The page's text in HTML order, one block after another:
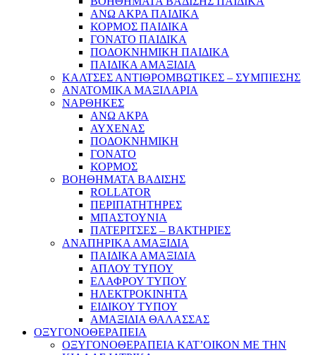
ΑΝΩ ΑΚΡΑ ΠΑΙΔΙΚΑ
ΚΟΡΜΟΣ ΠΑΙΔΙΚΑ
ΓΟΝΑΤΟ ΠΑΙΔΙΚΑ
ΠΟΔΟΚΝΗΜΙΚΗ ΠΑΙΔΙΚΑ
ΠΑΙΔΙΚΑ ΑΜΑΞΙΔΙΑ
ΚΑΛΤΣΕΣ ΑΝΤΙΘΡΟΜΒΩΤΙΚΕΣ – ΣΥΜΠΙΕΣΗΣ
ΑΝΑΤΟΜΙΚΑ ΜΑΞΙΛΑΡΙΑ
ΝΑΡΘΗΚΕΣ
ΑΝΩ ΑΚΡΑ
ΑΥΧΕΝΑΣ
ΠΟΔΟΚΝΗΜΙΚΗ
ΓΟΝΑΤΟ
ΚΟΡΜΟΣ
ΒΟΗΘΗΜΑΤΑ ΒΑΔΙΣΗΣ
ROLLATOR
ΠΕΡΙΠΑΤΗΤΗΡΕΣ
ΜΠΑΣΤΟΥΝΙΑ
ΠΑΤΕΡΙΤΣΕΣ – ΒΑΚΤΗΡΙΕΣ
ΑΝΑΠΗΡΙΚΑ ΑΜΑΞΙΔΙΑ
ΠΑΙΔΙΚΑ ΑΜΑΞΙΔΙΑ
ΑΠΛΟΥ ΤΥΠΟΥ
ΕΛΑΦΡΟΥ ΤΥΠΟΥ
ΗΛΕΚΤΡΟΚΙΝΗΤΑ
ΕΙΔΙΚΟΥ ΤΥΠΟΥ
ΑΜΑΞΙΔΙΑ ΘΑΛΑΣΣΑΣ
ΟΞΥΓΟΝΟΘΕΡΑΠΕΙΑ
ΟΞΥΓΟΝΟΘΕΡΑΠΕΙΑ ΚΑΤ’ΟΙΚΟΝ ΜΕ ΤΗΝ